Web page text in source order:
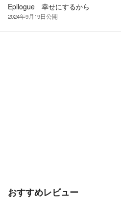
Epilogue 幸せにするから
2024年9月19日公開
おすすめレビュー